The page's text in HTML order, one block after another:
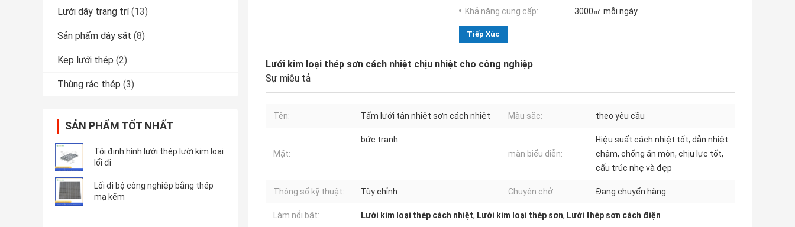
Lưới dây trang trí (13)
Sản phẩm dây sắt (8)
Kẹp lưới thép (2)
Thùng rác thép (3)
SẢN PHẨM TỐT NHẤT
Tôi định hình lưới thép lưới kim loại
lối đi
Lối đi bộ công nghiệp bằng thép
mạ kẽm
Khả năng cung cấp:
3000㎡ mỗi ngày
Tiếp Xúc
Lưới kim loại thép sơn cách nhiệt chịu nhiệt cho công nghiệp
Sự miêu tả
Tên: Tấm lưới tản nhiệt sơn cách nhiệt Màu sắc: theo yêu cầu
Mặt:
bức tranh
màn biểu diễn:
Hiệu suất cách nhiệt tốt, dẫn nhiệt
chậm, chống ăn mòn, chịu lực tốt,
cấu trúc nhẹ và đẹp
Thông số kỹ thuật: Tùy chỉnh Chuyên chở: Đang chuyển hàng
Làm nổi bật: Lưới kim loại thép cách nhiệt, Lưới kim loại thép sơn, Lưới thép sơn cách điện